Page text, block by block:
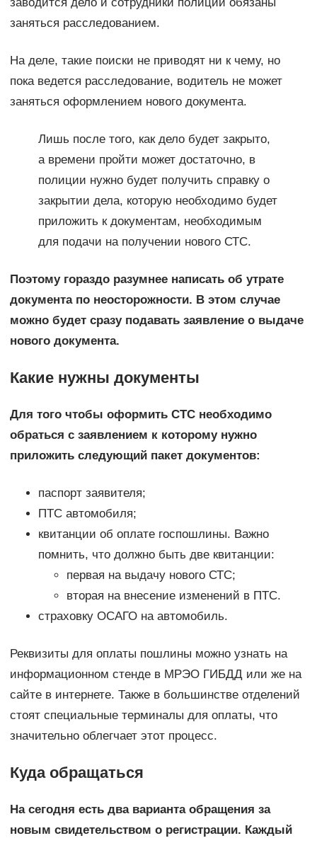
заводится дело и сотрудники полиции обязаны
заняться расследованием.
На деле, такие поиски не приводят ни к чему, но
пока ведется расследование, водитель не может
заняться оформлением нового документа.
Лишь после того, как дело будет закрыто,
а времени пройти может достаточно, в
полиции нужно будет получить справку о
закрытии дела, которую необходимо будет
приложить к документам, необходимым
для подачи на получении нового СТС.
Поэтому гораздо разумнее написать об утрате
документа по неосторожности. В этом случае
можно будет сразу подавать заявление о выдаче
нового документа.
Какие нужны документы
Для того чтобы оформить СТС необходимо
обраться с заявлением к которому нужно
приложить следующий пакет документов:
паспорт заявителя;
ПТС автомобиля;
квитанции об оплате госпошлины. Важно
помнить, что должно быть две квитанции:
первая на выдачу нового СТС;
вторая на внесение изменений в ПТС.
страховку ОСАГО на автомобиль.
Реквизиты для оплаты пошлины можно узнать на
информационном стенде в МРЭО ГИБДД или же на
сайте в интернете. Также в большинстве отделений
стоят специальные терминалы для оплаты, что
значительно облегчает этот процесс.
Куда обращаться
На сегодня есть два варианта обращения за
новым свидетельством о регистрации. Каждый